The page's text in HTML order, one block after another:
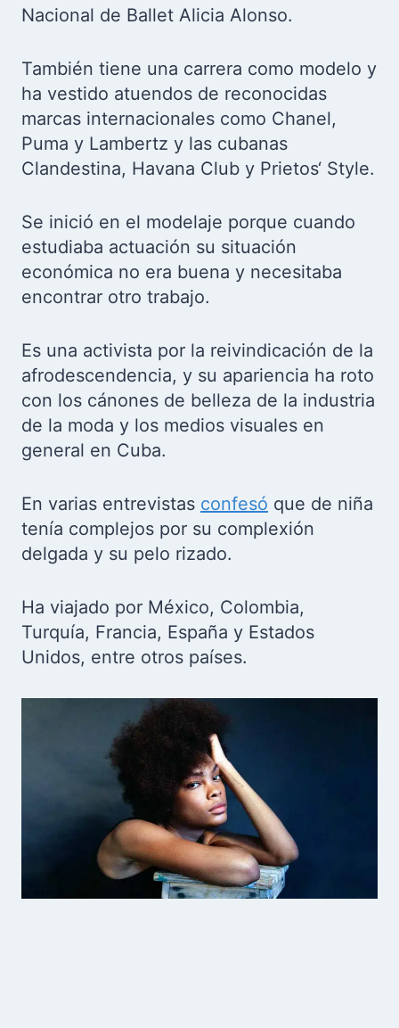
Nacional de Ballet Alicia Alonso.
También tiene una carrera como modelo y
ha vestido atuendos de reconocidas
marcas internacionales como Chanel,
Puma y Lambertz y las cubanas
Clandestina, Havana Club y Prietos‘ Style.
Se inició en el modelaje porque cuando
estudiaba actuación su situación
económica no era buena y necesitaba
encontrar otro trabajo.
Es una activista por la reivindicación de la
afrodescendencia, y su apariencia ha roto
con los cánones de belleza de la industria
de la moda y los medios visuales en
general en Cuba.
En varias entrevistas confesó que de niña
tenía complejos por su complexión
delgada y su pelo rizado.
Ha viajado por México, Colombia,
Turquía, Francia, España y Estados
Unidos, entre otros países.